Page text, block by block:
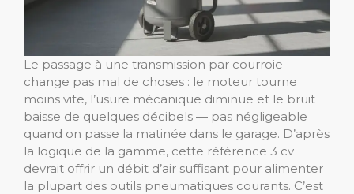
Le passage à une transmission par courroie
change pas mal de choses : le moteur tourne
moins vite, l’usure mécanique diminue et le bruit
baisse de quelques décibels — pas négligeable
quand on passe la matinée dans le garage. D’après
la logique de la gamme, cette référence 3 cv
devrait offrir un débit d’air suffisant pour alimenter
la plupart des outils pneumatiques courants. C’est